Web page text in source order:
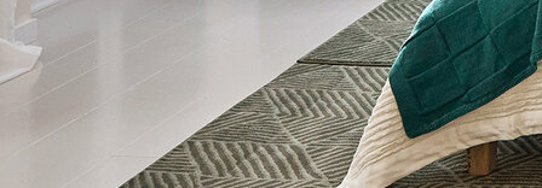
info@leha.hu
Üzletkereső
Kapcsolat
Whistleblower